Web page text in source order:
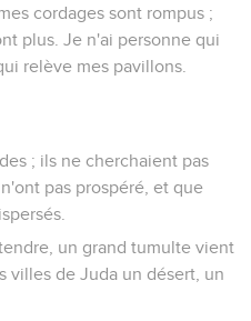
cordages sont rompus ;
plus. Je n'ai personne qui
relève mes pavillons.
; ils ne cherchaient pas
pas prospéré, et que
un grand tumulte vient
villes de Juda un désert, un